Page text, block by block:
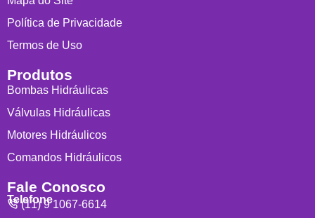
Política de Privacidade
Termos de Uso
Produtos
Bombas Hidráulicas
Válvulas Hidráulicas
Motores Hidráulicos
Comandos Hidráulicos
Fale Conosco
Telefone
(11) 9 1067-6614